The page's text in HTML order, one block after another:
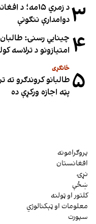
۳
د زمري
دوامدارې ننګونې
۴ چینایي رسنۍ:
امتیازونو د ترلاسه
۵ ځانګړی
طالبانو کروندګرو ته
پټه اجازه ورکړې ده
پروګرامونه
افغانستان
نړۍ
ښځې
کلتور او ټولنه
معلومات او ټېکنالوژي
سپورت